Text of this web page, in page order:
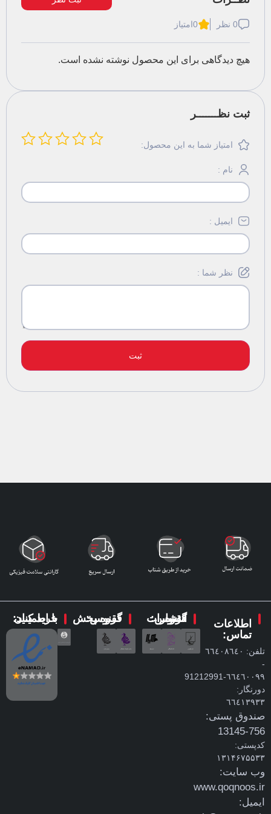
0 نظر 0امتیاز
هیچ دیدگاهی برای این محصول نوشته نشده است.
اطلاعات
تماس:
تلفن: ٦٦٤٠٨٦٤٠
-
٦٦٤٦٠٠٩٩-91212991
دورنگار:
٦٦٤١٣٩٣٣
صندوق پستی:
756-13145
کدپستی:
۱۳۱۴۶۷۵۵۳۳
وب سایت:
www.qoqnoos.ir
ایمیل:
گروه انتشارات ققنوس: گروه پخش ققنوس: با اطمینان خرید کنید: